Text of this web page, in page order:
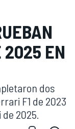
2025 EN
dos
F1 de 2023
2025.